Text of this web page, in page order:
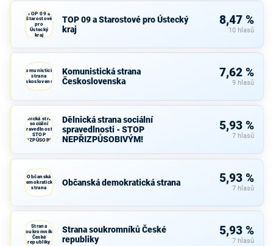
TOP 09 a
Starostové
pro
Ústecký
kraj
TOP 09 a Starostové pro Ústecký
kraj
8,47 %
10 hlasů
Komunistická
strana
Československa
Komunistická strana
Československa
7,62 %
9 hlasů
Dělnická strana
sociální
spravedlnosti -
STOP
NEPŘIZPŮSOBIVÝM!
Dělnická strana sociální
spravedlnosti - STOP
NEPŘIZPŮSOBIVÝM!
5,93 %
7 hlasů
Občanská
demokratická
strana
Občanská demokratická strana 5,93 %
7 hlasů
Strana
soukromníků
České
republiky
Strana soukromníků České
republiky
5,93 %
7 hlasů